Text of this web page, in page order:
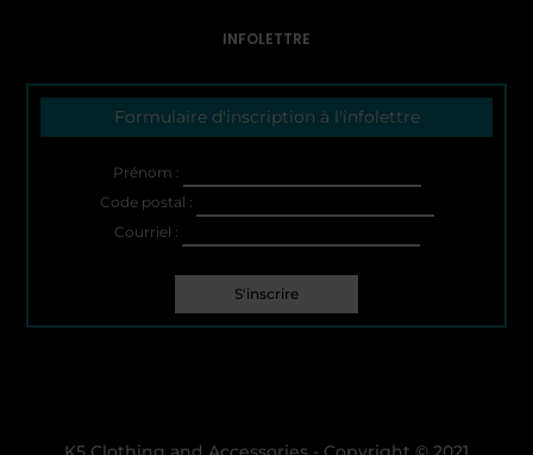
INFOLETTRE
Formulaire d'inscription à l'infolettre
Prénom :
Code postal :
Courriel :